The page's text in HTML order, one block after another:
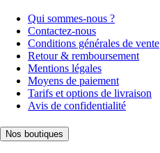
Qui sommes-nous ?
Contactez-nous
Conditions générales de vente
Retour & remboursement
Mentions légales
Moyens de paiement
Tarifs et options de livraison
Avis de confidentialité
Nos boutiques